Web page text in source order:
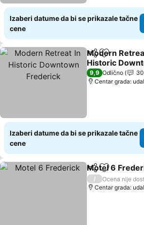
Izaberi datume da bi se prikazale tačne
cene
Deli Dodati u
Modern
Historic
Frederick
Pogledaj cene
9,9 Odlično
30
Centar grada:
Izaberi datume da bi se prikazale tačne
cene
Deli Dodati u
Motel 6
/
Ocena nije
Centar grada: